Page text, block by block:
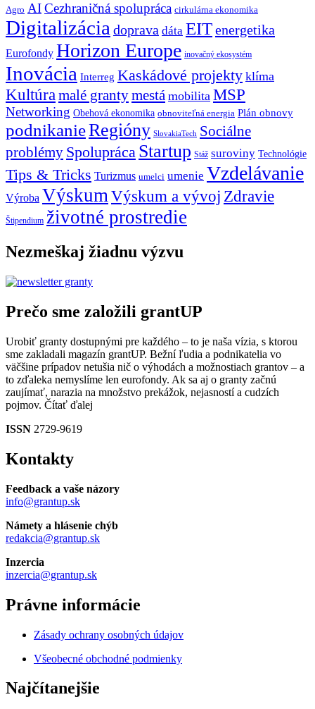
Agro AICezhraničná spolupráca cirkulárna ekonomika
Digitalizácia doprava dáta EITenergetika
Eurofondy Horizon Europe inovačný ekosystém
Inovácia Interreg Kaskádové projekty klíma
Kultúramalé grantymestá mobilita MSP
Networking Obehová ekonomika obnoviteľná energia Plán obnovy
podnikanieRegióny SlovakiaTech Sociálne
problémy Spolupráca Startup Stáž suroviny Technológie
Tips & Tricks Turizmus umelci umenie Vzdelávanie
Výroba VýskumVýskum a vývoj Zdravie
Štipendium životné prostredie
Nezmeškaj žiadnu výzvu
Prečo sme založili grantUP
Urobiť granty dostupnými pre každého – to je naša vízia, s ktorou
sme zakladali magazín grantUP. Bežní ľudia a podnikatelia vo
väčšine prípadov netušia nič o výhodách a možnostiach grantov – a
to zďaleka nemyslíme len eurofondy. Ak sa aj o granty začnú
zaujímať, narazia na množstvo prekážok, nejasností a cudzích
pojmov. Čítať ďalej
ISSN 2729-9619
Kontakty
Feedback a vaše názory
info@grantup.sk
Námety a hlásenie chýb
redakcia@grantup.sk
Inzercia
inzercia@grantup.sk
Právne informácie
Zásady ochrany osobných údajov
Všeobecné obchodné podmienky
Najčítanejšie